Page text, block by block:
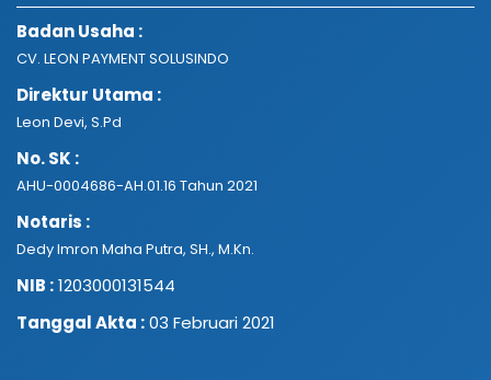
Badan Usaha :
CV. LEON PAYMENT SOLUSINDO
Direktur Utama :
Leon Devi, S.Pd
No. SK :
AHU-0004686-AH.01.16 Tahun 2021
Notaris :
Dedy Imron Maha Putra, SH., M.Kn.
NIB :1203000131544
Tanggal Akta :03 Februari 2021